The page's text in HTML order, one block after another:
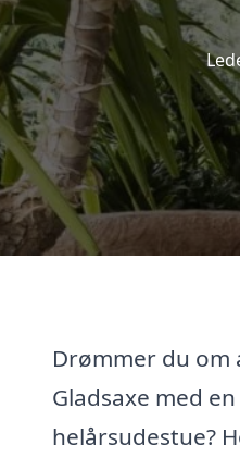
Drømmer du om
Gladsaxe med
helårsudestue?